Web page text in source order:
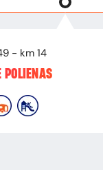
- km 14
POLIENAS